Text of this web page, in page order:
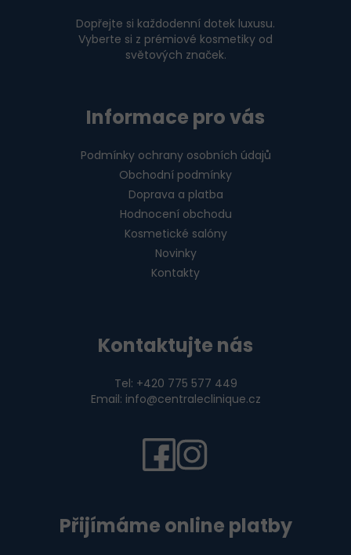
Dopřejte si každodenní dotek luxusu.
Vyberte si z prémiové kosmetiky od
světových značek.
Informace pro vás
Podmínky ochrany osobních údajů
Obchodní podmínky
Doprava a platba
Hodnocení obchodu
Kosmetické salóny
Novinky
Kontakty
Kontaktujte nás
Tel: +420 775 577 449
Email: info@centraleclinique.cz
Přijímáme online platby